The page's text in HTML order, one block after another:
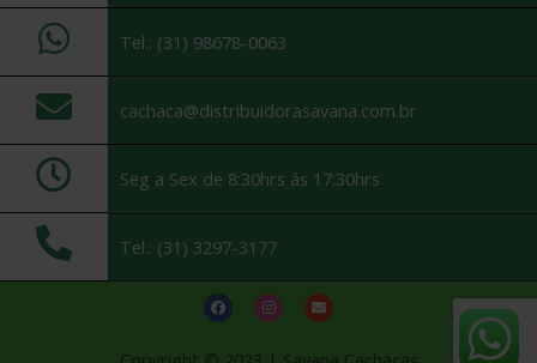
Tel.: (31) 98678-0063
cachaca@distribuidorasavana.com.br
Seg a Sex de 8:30hrs ás 17:30hrs
Tel.: (31) 3297-3177